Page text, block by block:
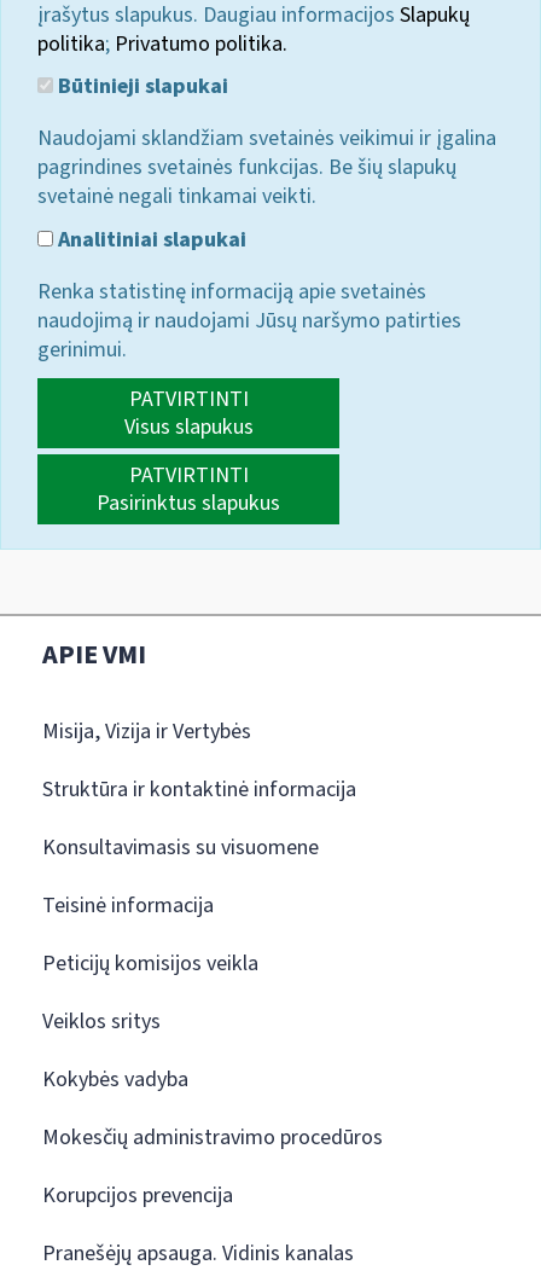
įrašytus slapukus. Daugiau informacijos Slapukų
politika; Privatumo politika.
Būtinieji slapukai
Naudojami sklandžiam svetainės veikimui ir įgalina
pagrindines svetainės funkcijas. Be šių slapukų
svetainė negali tinkamai veikti.
Analitiniai slapukai
Renka statistinę informaciją apie svetainės
naudojimą ir naudojami Jūsų naršymo patirties
gerinimui.
PATVIRTINTI
Visus slapukus
PATVIRTINTI
Pasirinktus slapukus
APIE VMI
Misija, Vizija ir Vertybės
Struktūra ir kontaktinė informacija
Konsultavimasis su visuomene
Teisinė informacija
Peticijų komisijos veikla
Veiklos sritys
Kokybės vadyba
Mokesčių administravimo procedūros
Korupcijos prevencija
Pranešėjų apsauga. Vidinis kanalas